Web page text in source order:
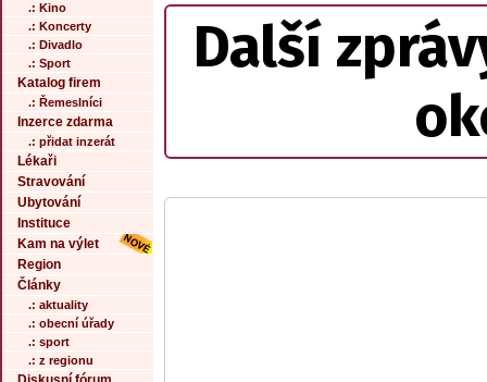
.: Kino
.: Koncerty
.: Divadlo
.: Sport
Katalog firem
.: Řemeslníci
Inzerce zdarma
.: přidat inzerát
Lékaři
Stravování
Ubytování
Instituce
Kam na výlet
Region
Články
.: aktuality
.: obecní úřady
.: sport
.: z regionu
Další